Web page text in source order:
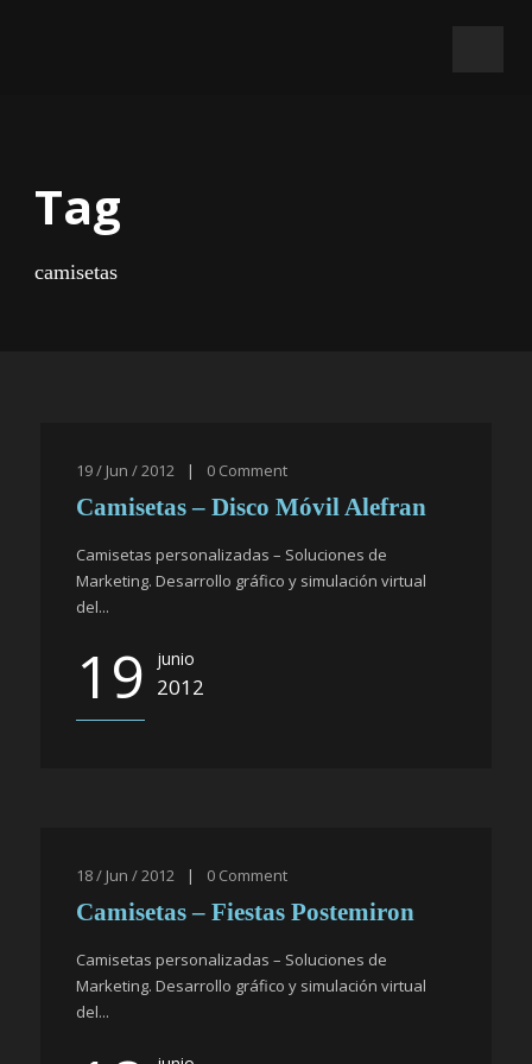
Tag
camisetas
19 / Jun / 2012 | 0 Comment
Camisetas – Disco Móvil Alefran
Camisetas personalizadas – Soluciones de
Marketing. Desarrollo gráfico y simulación virtual
del...
19 junio
2012
18 / Jun / 2012 | 0 Comment
Camisetas – Fiestas Postemiron
Camisetas personalizadas – Soluciones de
Marketing. Desarrollo gráfico y simulación virtual
del...